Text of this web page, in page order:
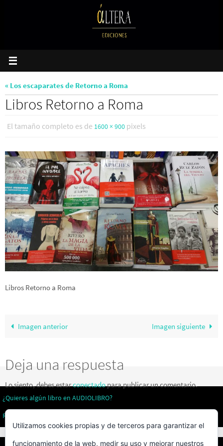
« Los escaparates de Retorno a Roma
Libros Retorno a Roma
El tamaño completo es de 1600 × 900 pixels
Libros Retorno a Roma
Imagen anterior Imagen siguiente
Deja una respuesta
Lo siento, debes estarconectadopara publicar un comentario.
¿Quieres algún libro en AUDIOLIBRO?
Revistas literarias
Utilizamos cookies propias y de terceros para garantizar el
funcionamiento de la web, medir su uso y mejorar nuestros